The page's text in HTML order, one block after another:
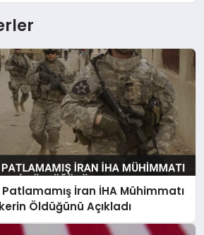
Patlamamış İran İHA Mühimmatı
Öldüğünü Açıkladı